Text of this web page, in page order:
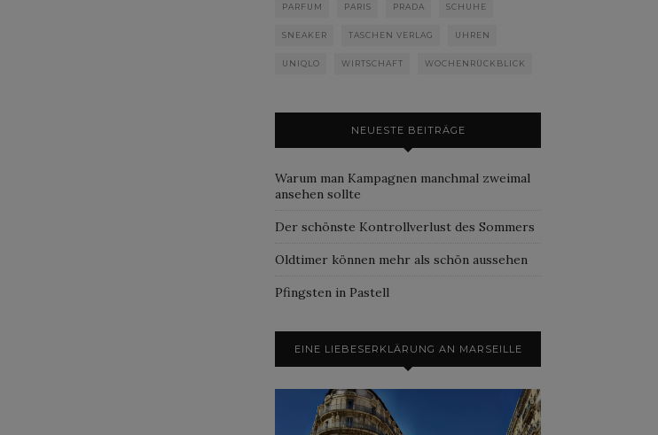
PARFUM PARIS PRADA SCHUHE
SNEAKER TASCHEN VERLAG UHREN
UNIQLO WIRTSCHAFT WOCHENRÜCKBLICK
NEUESTE BEITRÄGE
Warum man Kampagnen manchmal zweimal
ansehen sollte
Der schönste Kontrollverlust des Sommers
Oldtimer können mehr als schön aussehen
Pfingsten in Pastell
EINE LIEBESERKLÄRUNG AN MARSEILLE